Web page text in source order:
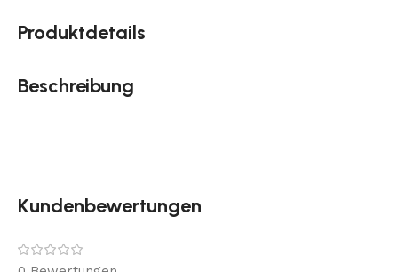
Produktdetails
Beschreibung
Kundenbewertungen